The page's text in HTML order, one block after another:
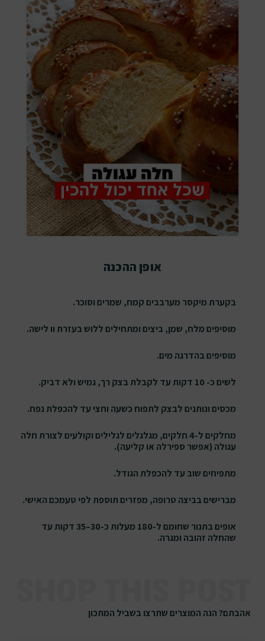
אופן ההכנה
בקערת מיקסר מערבבים קמח, שמרים וסוכר.
מוסיפים מלח, שמן, ביצים ומתחילים ללוש בעזרת וו לישה.
מוסיפים בהדרגה מים.
לשים כ- 10 דקות עד לקבלת בצק רך, גמיש ולא דביק.
מכסים ונותנים לבצק לתפוח כשעה וחצי עד להכפלת נפח.
מחלקים ל-4 חלקים, מגלגלים לגלילים וקולעים לצורת חלה
עגולה (אפשר ספירלה או קליעה).
מתפיחים שוב עד להכפלת הגודל.
מברישים בביצה טרופה, מפזרים תוספת לפי טעמכם האישי.
אופים בתנור שחומם ל-180 מעלות כ-30–35 דקות עד
שהחלה זהובה ומגרה.
אהבתם? הנה המוצרים שתרצו בשביל המתכון